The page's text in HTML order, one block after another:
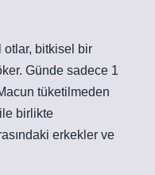
otlar, bitkisel bir
Günde sadece 1
tüketilmeden
ile birlikte
erkekler ve